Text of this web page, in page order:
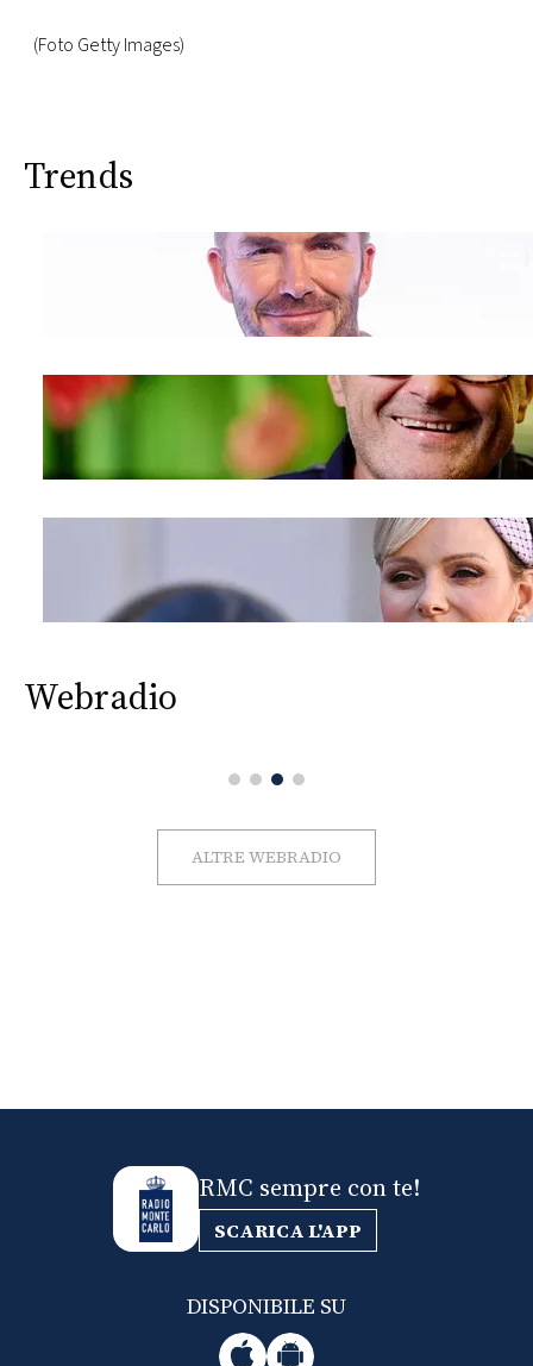
(Foto Getty Images)
Trends
Webradio
ALTRE WEBRADIO
RMC sempre con te!
SCARICA L'APP
DISPONIBILE SU